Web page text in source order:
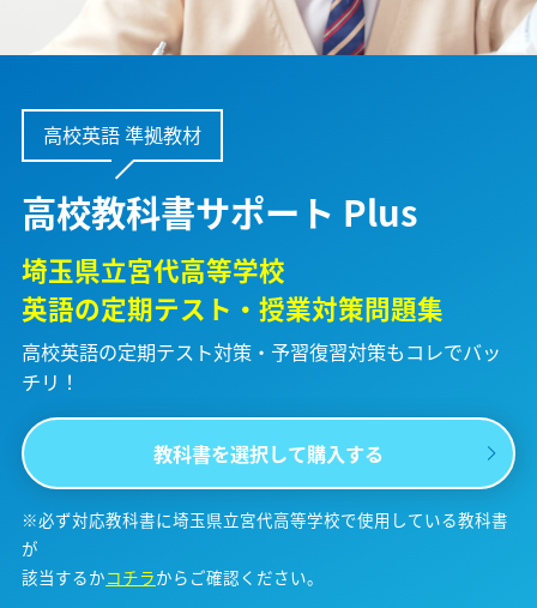
高校英語 準拠教材
高校教科書サポート Plus
埼玉県立宮代高等学校
英語の定期テスト・授業対策問題集
高校英語の定期テスト対策・予習復習対策もコレでバッ
チリ！
教科書を選択して購入する
※必ず対応教科書に埼玉県立宮代高等学校で使用している教科書
が
該当するかコチラからご確認ください。